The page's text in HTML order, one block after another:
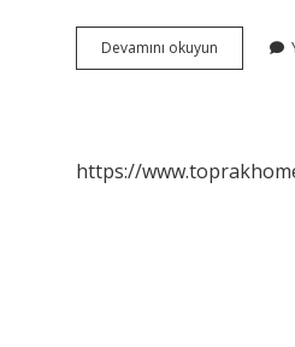
Devamını okuyun
Determinizm
https://